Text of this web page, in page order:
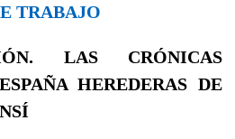
TRABAJO
LAS CRÓNICAS
HEREDERAS DE